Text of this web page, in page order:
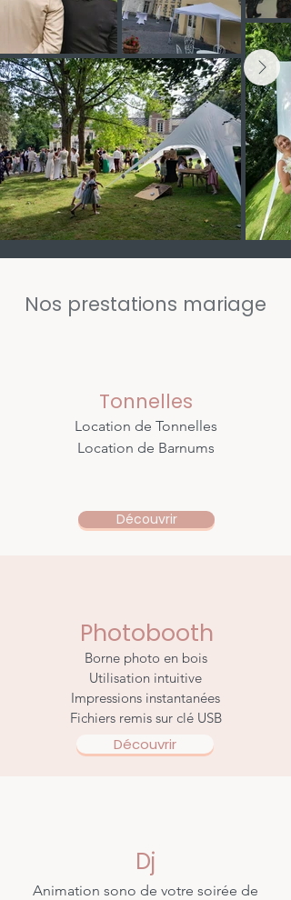
Nos prestations mariage
Tonnelles
Location de Tonnelles
Location de Barnums
Découvrir
Photobooth
Borne photo en bois
Utilisation intuitive
Impressions instantanées
Fichiers remis sur clé USB
Découvrir
Dj
Animation sono de votre soirée de